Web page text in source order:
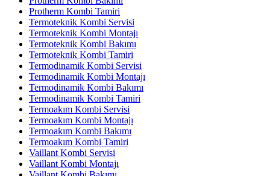
Protherm Kombi Tamiri
Termoteknik Kombi Servisi
Termoteknik Kombi Montajı
Termoteknik Kombi Bakımı
Termoteknik Kombi Tamiri
Termodinamik Kombi Servisi
Termodinamik Kombi Montajı
Termodinamik Kombi Bakımı
Termodinamik Kombi Tamiri
Termoakım Kombi Servisi
Termoakım Kombi Montajı
Termoakım Kombi Bakımı
Termoakım Kombi Tamiri
Vaillant Kombi Servisi
Vaillant Kombi Montajı